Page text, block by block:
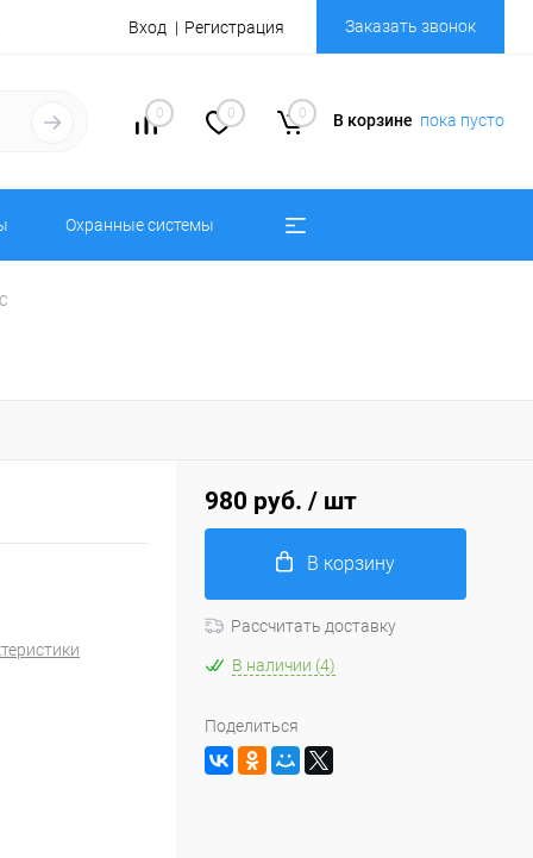
Вход Регистрация Заказать звонок
0 0 0 В корзине пока пусто
Охранные системы
980 руб. / шт
В корзину
Рассчитать доставку
В наличии (4)
Поделиться